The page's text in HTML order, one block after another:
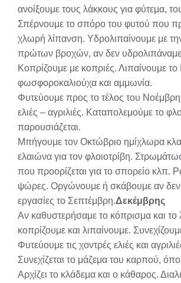
ανοίξουμε τους λάκκους για φύτεμα,
Σπέρνουμε το σπόρο του φυτού που
χλωρή λίπανση. Υδρολιπαίνουμε με
πρώτων βροχών, αν δεν
Κοπρίζουμε με κοπριές. Λιπαίνουμε
φωσφοροκαλιούχα και αμμωνία.
Φυτεύουμε προς το τέλος του Νοέμβρη
ελιές – αγριλιές. Καταπολεμούμε το
παρουσιάζεται.
Μπήγουμε τον Οκτώβριο ημίχλωρα
ελαιώνα για τον φλοιοτρίβη.
που προορίζεται για το σπορείο κλπ.
ψώρες. Οργώνουμε ή σκάβουμε αν δεν
εργασίες το Σεπτέμβρη.Δεκέμβρης
Αν καθυστερήσαμε το κόπρισμα και το
κοπρίζουμε και λιπαίνουμε.
Φυτεύουμε τις χοντρές ελιές και
Συνεχίζεται το μάζεμα του καρπού,
Αρχίζει το κλάδεμα και ο κάθαρος.